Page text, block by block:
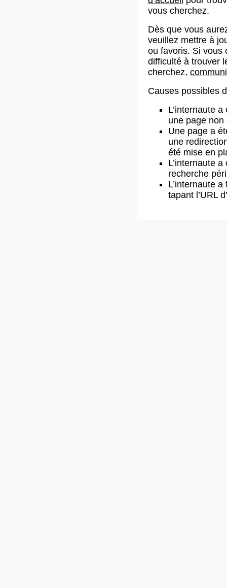
vous cherchez.
Dès que vous
veuillez mettre à
ou favoris. Si vous
difficulté à trouver
cherchez,
Causes possibles
L’internaute
une page non
Une page a
une
été mise en
L’internaute
recherche
L’internaute
tapant l’URL